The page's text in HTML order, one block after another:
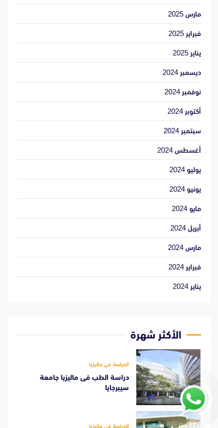
مارس 2025
فبراير 2025
يناير 2025
ديسمبر 2024
نوفمبر 2024
أكتوبر 2024
سبتمبر 2024
أغسطس 2024
يوليو 2024
يونيو 2024
مايو 2024
أبريل 2024
مارس 2024
فبراير 2024
يناير 2024
الأكثر شهرة
1
الدراسة فى ماليزيا
دراسة الطب فى ماليزيا جامعة
سيبرجايا
الدراسة فى ماليزيا